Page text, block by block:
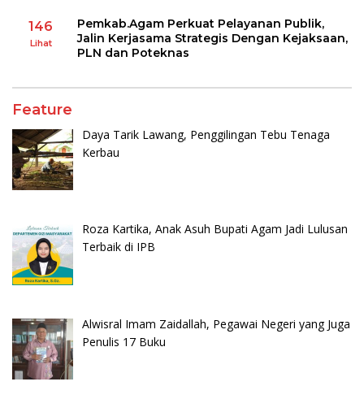
146
Lihat
Pemkab.Agam Perkuat Pelayanan Publik,
Jalin Kerjasama Strategis Dengan Kejaksaan,
PLN dan Poteknas
Feature
Daya Tarik Lawang, Penggilingan Tebu Tenaga
Kerbau
Roza Kartika, Anak Asuh Bupati Agam Jadi Lulusan
Terbaik di IPB
Alwisral Imam Zaidallah, Pegawai Negeri yang Juga
Penulis 17 Buku